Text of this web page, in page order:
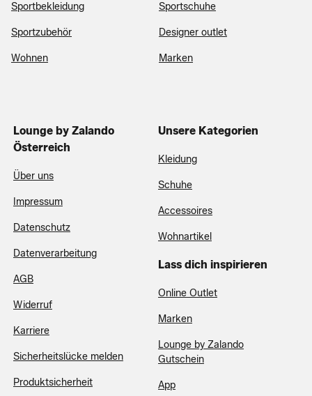
Sportbekleidung Sportschuhe
Sportzubehör Designer outlet
Wohnen Marken
Lounge by Zalando
Österreich
Über uns
Impressum
Datenschutz
Datenverarbeitung
AGB
Widerruf
Karriere
Sicherheitslücke melden
Produktsicherheit
Unsere Kategorien
Kleidung
Schuhe
Accessoires
Wohnartikel
Lass dich inspirieren
Online Outlet
Marken
Lounge by Zalando
Gutschein
App